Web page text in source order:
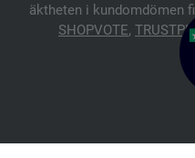
äktheten i kundomdömen
SHOPVOTE,